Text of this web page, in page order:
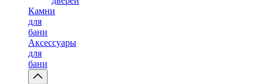
Камни
для
бани
Аксессуары
для
бани